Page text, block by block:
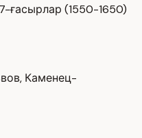
ғасырлар (1550-1650)
Каменец-